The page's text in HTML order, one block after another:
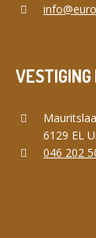
6129 EL
046 202